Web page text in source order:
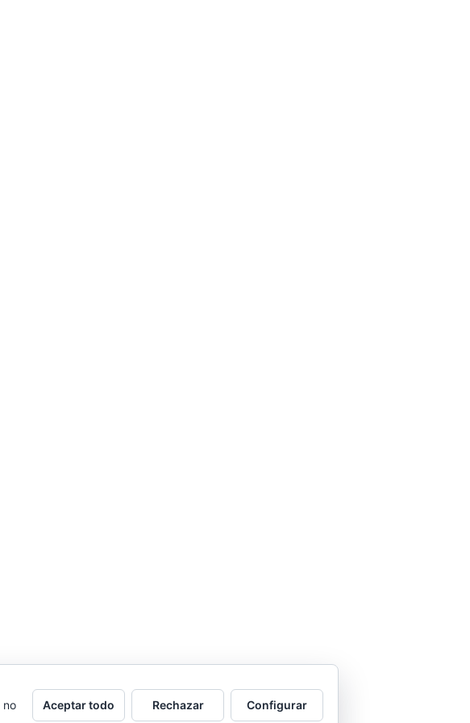
no
Aceptar todo Rechazar Configurar